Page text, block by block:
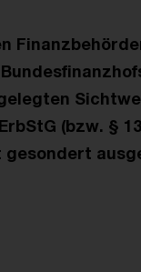
(bzw. §